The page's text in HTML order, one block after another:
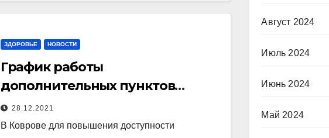
ЗДОРОВЬЕ НОВОСТИ
График работы
дополнительных пунктов
вакцинации от коронавируса.
28.12.2021
В Коврове для повышения доступности
Август 2024
Июль 2024
Июнь 2024
Май 2024